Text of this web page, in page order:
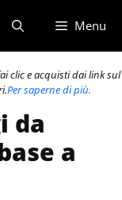
Menu
clic e acquisti dai link sul
Per saperne di più.
da
a